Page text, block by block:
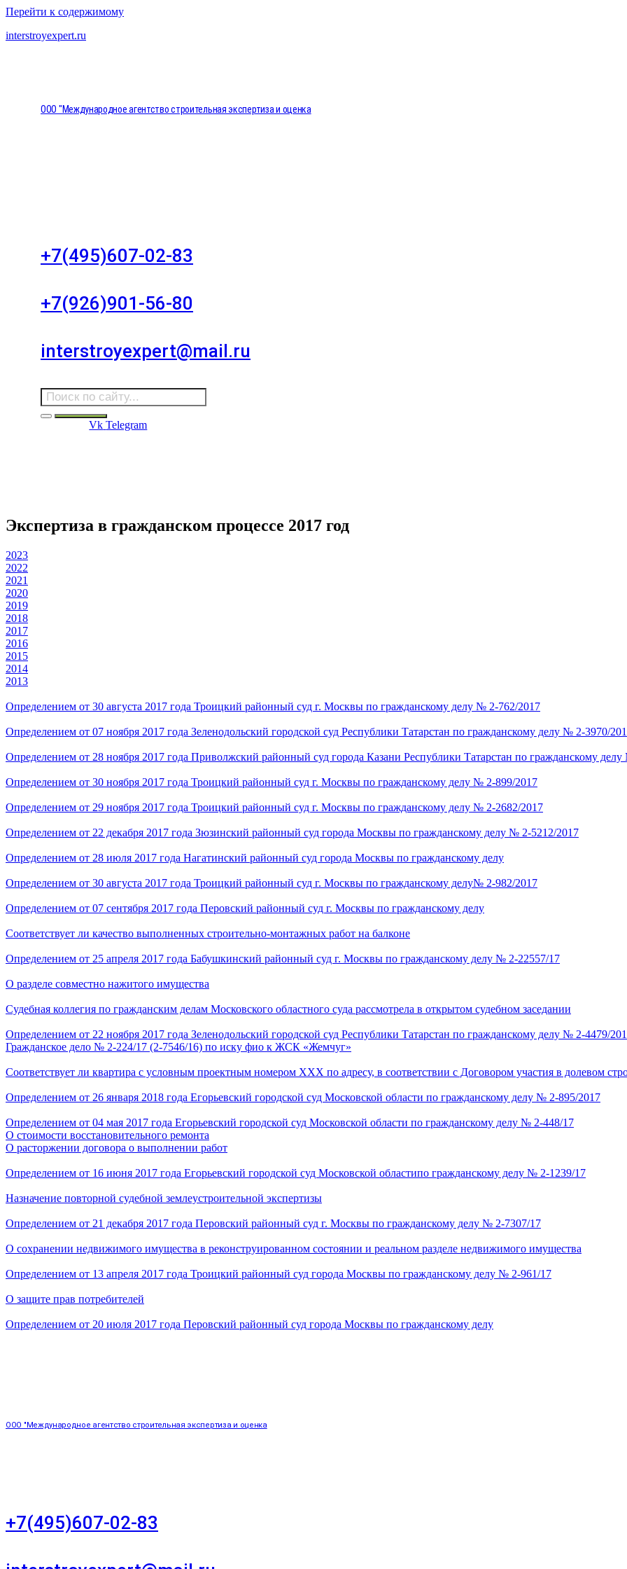
Перейти к содержимому
interstroyexpert.ru
ООО "Международное агентство строительная экспертиза и оценка
+7(495)607-02-83
+7(926)901-56-80
interstroyexpert@mail.ru
Vk Telegram
Экспертиза в гражданском процессе 2017 год
2023
2022
2021
2020
2019
2018
2017
2016
2015
2014
2013
Определением от 30 августа 2017 года Троицкий районный суд г. Москвы по гражданскому делу № 2-762/2017
Определением от 07 ноября 2017 года Зеленодольский городской суд Республики Татарстан по гражданскому делу № 2-3970/
Определением от 28 ноября 2017 года Приволжский районный суд города Казани Республики Татарстан по гражданскому
Определением от 30 ноября 2017 года Троицкий районный суд г. Москвы по гражданскому делу № 2-899/2017
Определением от 29 ноября 2017 года Троицкий районный суд г. Москвы по гражданскому делу № 2-2682/2017
Определением от 22 декабря 2017 года Зюзинский районный суд города Москвы по гражданскому делу № 2-5212/2017
Определением от 28 июля 2017 года Нагатинский районный суд города Москвы по гражданскому делу
Определением от 30 августа 2017 года Троицкий районный суд г. Москвы по гражданскому делу№ 2-982/2017
Определением от 07 сентября 2017 года Перовский районный суд г. Москвы по гражданскому делу
Соответствует ли качество выполненных строительно-монтажных работ на балконе
Определением от 25 апреля 2017 года Бабушкинский районный суд г. Москвы по гражданскому делу № 2-22557/17
О разделе совместно нажитого имущества
Судебная коллегия по гражданским делам Московского областного суда рассмотрела в открытом судебном заседании
Определением от 22 ноября 2017 года Зеленодольский городской суд Республики Татарстан по гражданскому делу № 2-4479/
Гражданское дело № 2-224/17 (2-7546/16) по иску фио к ЖСК «Жемчуг»
Соответствует ли квартира с условным проектным номером ХХХ по адресу, в соответствии с Договором участия в долевом
Определением от 26 января 2018 года Егорьевский городской суд Московской области по гражданскому делу № 2-895/2017
Определением от 04 мая 2017 года Егорьевский городской суд Московской области по гражданскому делу № 2-448/17
О стоимости восстановительного ремонта
О расторжении договора о выполнении работ
Определением от 16 июня 2017 года Егорьевский городской суд Московской областипо гражданскому делу № 2-1239/17
Назначение повторной судебной землеустроительной экспертизы
Определением от 21 декабря 2017 года Перовский районный суд г. Москвы по гражданскому делу № 2-7307/17
О сохранении недвижимого имущества в реконструированном состоянии и реальном разделе недвижимого имущества
Определением от 13 апреля 2017 года Троицкий районный суд города Москвы по гражданскому делу № 2-961/17
О защите прав потребителей
Определением от 20 июля 2017 года Перовский районный суд города Москвы по гражданскому делу
ООО "Международное агентство строительная экспертиза и оценка
+7(495)607-02-83